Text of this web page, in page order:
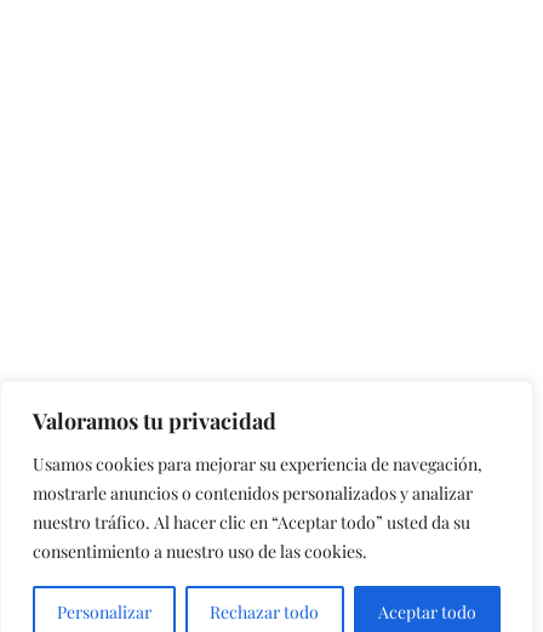
Valoramos tu privacidad
Usamos cookies para mejorar su experiencia de navegación,
mostrarle anuncios o contenidos personalizados y analizar
nuestro tráfico. Al hacer clic en “Aceptar todo” usted da su
consentimiento a nuestro uso de las cookies.
Personalizar Rechazar todo Aceptar todo